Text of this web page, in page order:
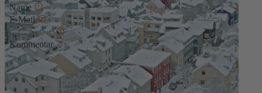
Name
E-Mail
Kommentar
* Diese Felder sind erforderlich
Absenden